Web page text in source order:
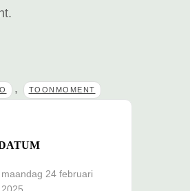
, TOONMOMENT
maandag 24 februari